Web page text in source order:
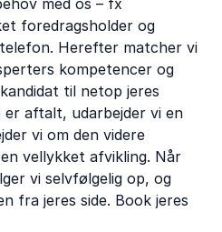
med os – fx
foredragsholder og
Herefter matcher vi
kompetencer og
til netop jeres
er aftalt, udarbejder vi en
vi om den videre
vellykket afvikling. Når
vi selvfølgelig op, og
fra jeres side. Book jeres